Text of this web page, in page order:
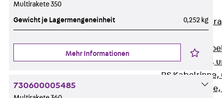
Zurück
Zurück
R Kabelrinne,
RS
RG
Multirakete 350
Gewicht je Lagermengeneinheit 0,252 kg
Mehr Informationen
730600005485